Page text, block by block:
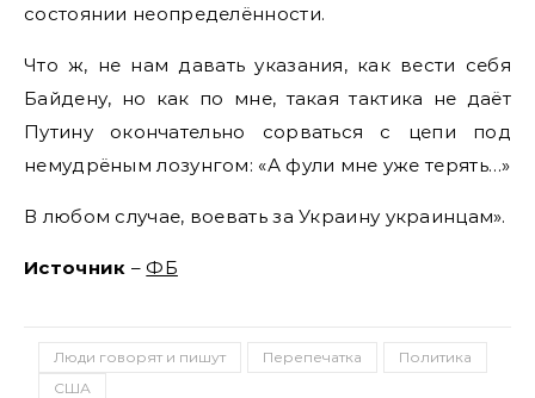
состоянии неопределённости.
Что ж, не нам давать указания, как вести себя
Байдену, но как по мне, такая тактика не даёт
Путину окончательно сорваться с цепи под
немудрёным лозунгом: «А фули мне уже терять…»
В любом случае, воевать за Украину украинцам».
Источник – ФБ
Люди говорят и пишут Перепечатка
Политика
США